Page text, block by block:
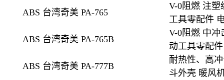
ABS 台湾奇美 PA-765
V-0阻燃 注
工具零配件
ABS 台湾奇美 PA-765B
V-0阻燃 中
动工具零配
ABS 台湾奇美 PA-777B
耐热性、高
斗外壳 暖风